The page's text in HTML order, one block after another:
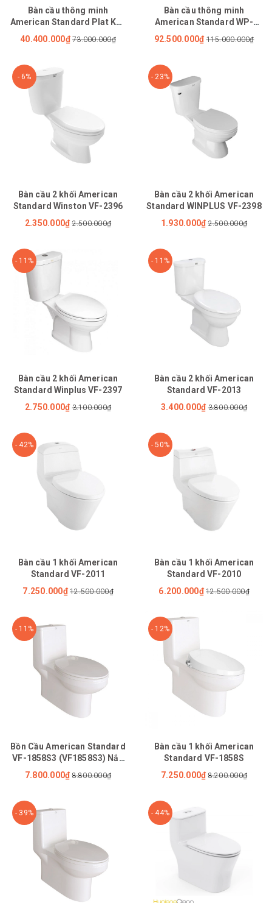
Bàn cầu thông minh
American Standard Plat KP-
8312
40.400.000₫ 73.000.000₫
Bàn cầu thông minh
American Standard WP-
1806
92.500.000₫ 115.000.000₫
- 6%
Bàn cầu 2 khối American
Standard Winston VF-2396
2.350.000₫ 2.500.000₫
- 23%
Bàn cầu 2 khối American
Standard WINPLUS VF-2398
1.930.000₫ 2.500.000₫
- 11%
Bàn cầu 2 khối American
Standard Winplus VF-2397
2.750.000₫ 3.100.000₫
- 11%
Bàn cầu 2 khối American
Standard VF-2013
3.400.000₫ 3.800.000₫
- 42%
Bàn cầu 1 khối American
Standard VF-2011
7.250.000₫ 12.500.000₫
- 50%
Bàn cầu 1 khối American
Standard VF-2010
6.200.000₫ 12.500.000₫
- 11%
Bồn Cầu American Standard
VF-1858S3 (VF1858S3) Nắp
Rửa Cơ
7.800.000₫ 8.800.000₫
- 12%
Bàn cầu 1 khối American
Standard VF-1858S
7.250.000₫ 8.200.000₫
- 39% - 44%